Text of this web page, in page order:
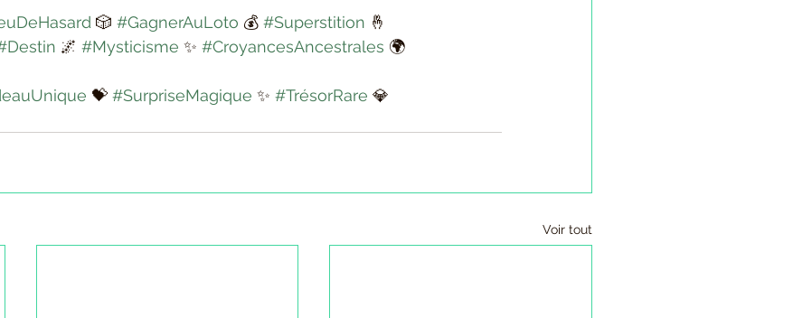
🎲 #GagnerAuLoto 💰 #Superstition 🤞
🌌 #Mysticisme ✨ #CroyancesAncestrales 🌍
💝 #SurpriseMagique ✨ #TrésorRare 💎
Voir tout